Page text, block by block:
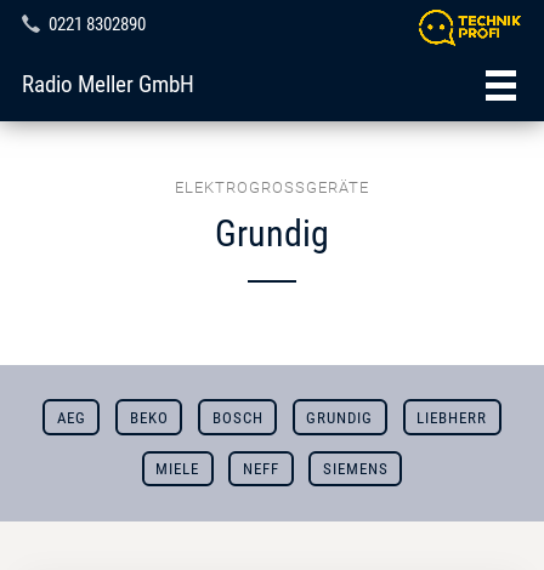
0221 8302890
Radio Meller GmbH
ELEKTROGROSSGERÄTE
Grundig
AEG BEKO BOSCH GRUNDIG LIEBHERR
MIELE NEFF SIEMENS